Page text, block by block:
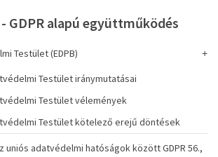
GDPR alapú együttműködés
Testület (EDPB)
Testület iránymutatásai
Testület vélemények
Testület kötelező erejű döntések
uniós adatvédelmi hatóságok között GDPR 56.,